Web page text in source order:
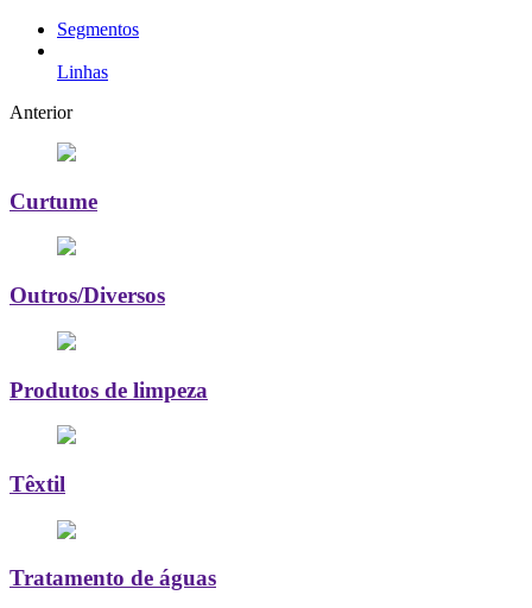
Segmentos
Linhas
Anterior
Curtume
Outros/Diversos
Produtos de limpeza
Têxtil
Tratamento de águas